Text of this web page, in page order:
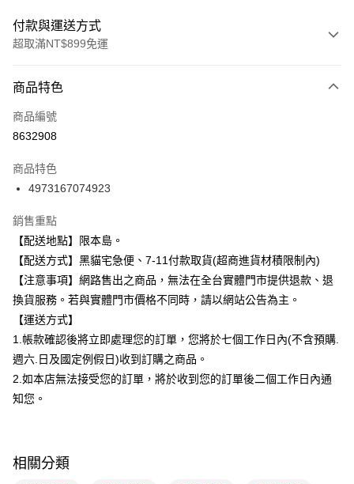
付款與運送方式
超取滿NT$899免運
信用卡一次付款
信用卡分期付款
合作金庫商業銀行
華南商業銀行
國泰世華商業銀行
臺灣中小企業銀行
匯豐（台灣）商業銀行
華泰商業銀行
聯邦商業銀行
遠東國際商業銀行
元大商業銀行
永豐商業銀行
台新國際商業銀行
台灣樂天信用卡公司
Apple Pay
街口支付
悠遊付
Google Pay
全盈+PAY
大哥付你分期
相關說明
流程，驗證手機門號後，選擇欲分期的期數、繳款截止日，確認付款後即完
運送方式
商品特色
商品編號
8632908
商品特色
4973167074923
銷售重點
【配送地點】限本島。
【配送方式】黑貓宅急便、7-11付款取貨(超商進貨材積限制內)
【注意事項】網路售出之商品，無法在全台實體門市提供退款、退
換貨服務。若與實體門市價格不同時，請以網站公告為主。
【運送方式】
1.帳款確認後將立即處理您的訂單，您將於七個工作日內(不含預購.
週六.日及國定例假日)收到訂購之商品。
2.如本店無法接受您的訂單，將於收到您的訂單後二個工作日內通
知您。
相關分類